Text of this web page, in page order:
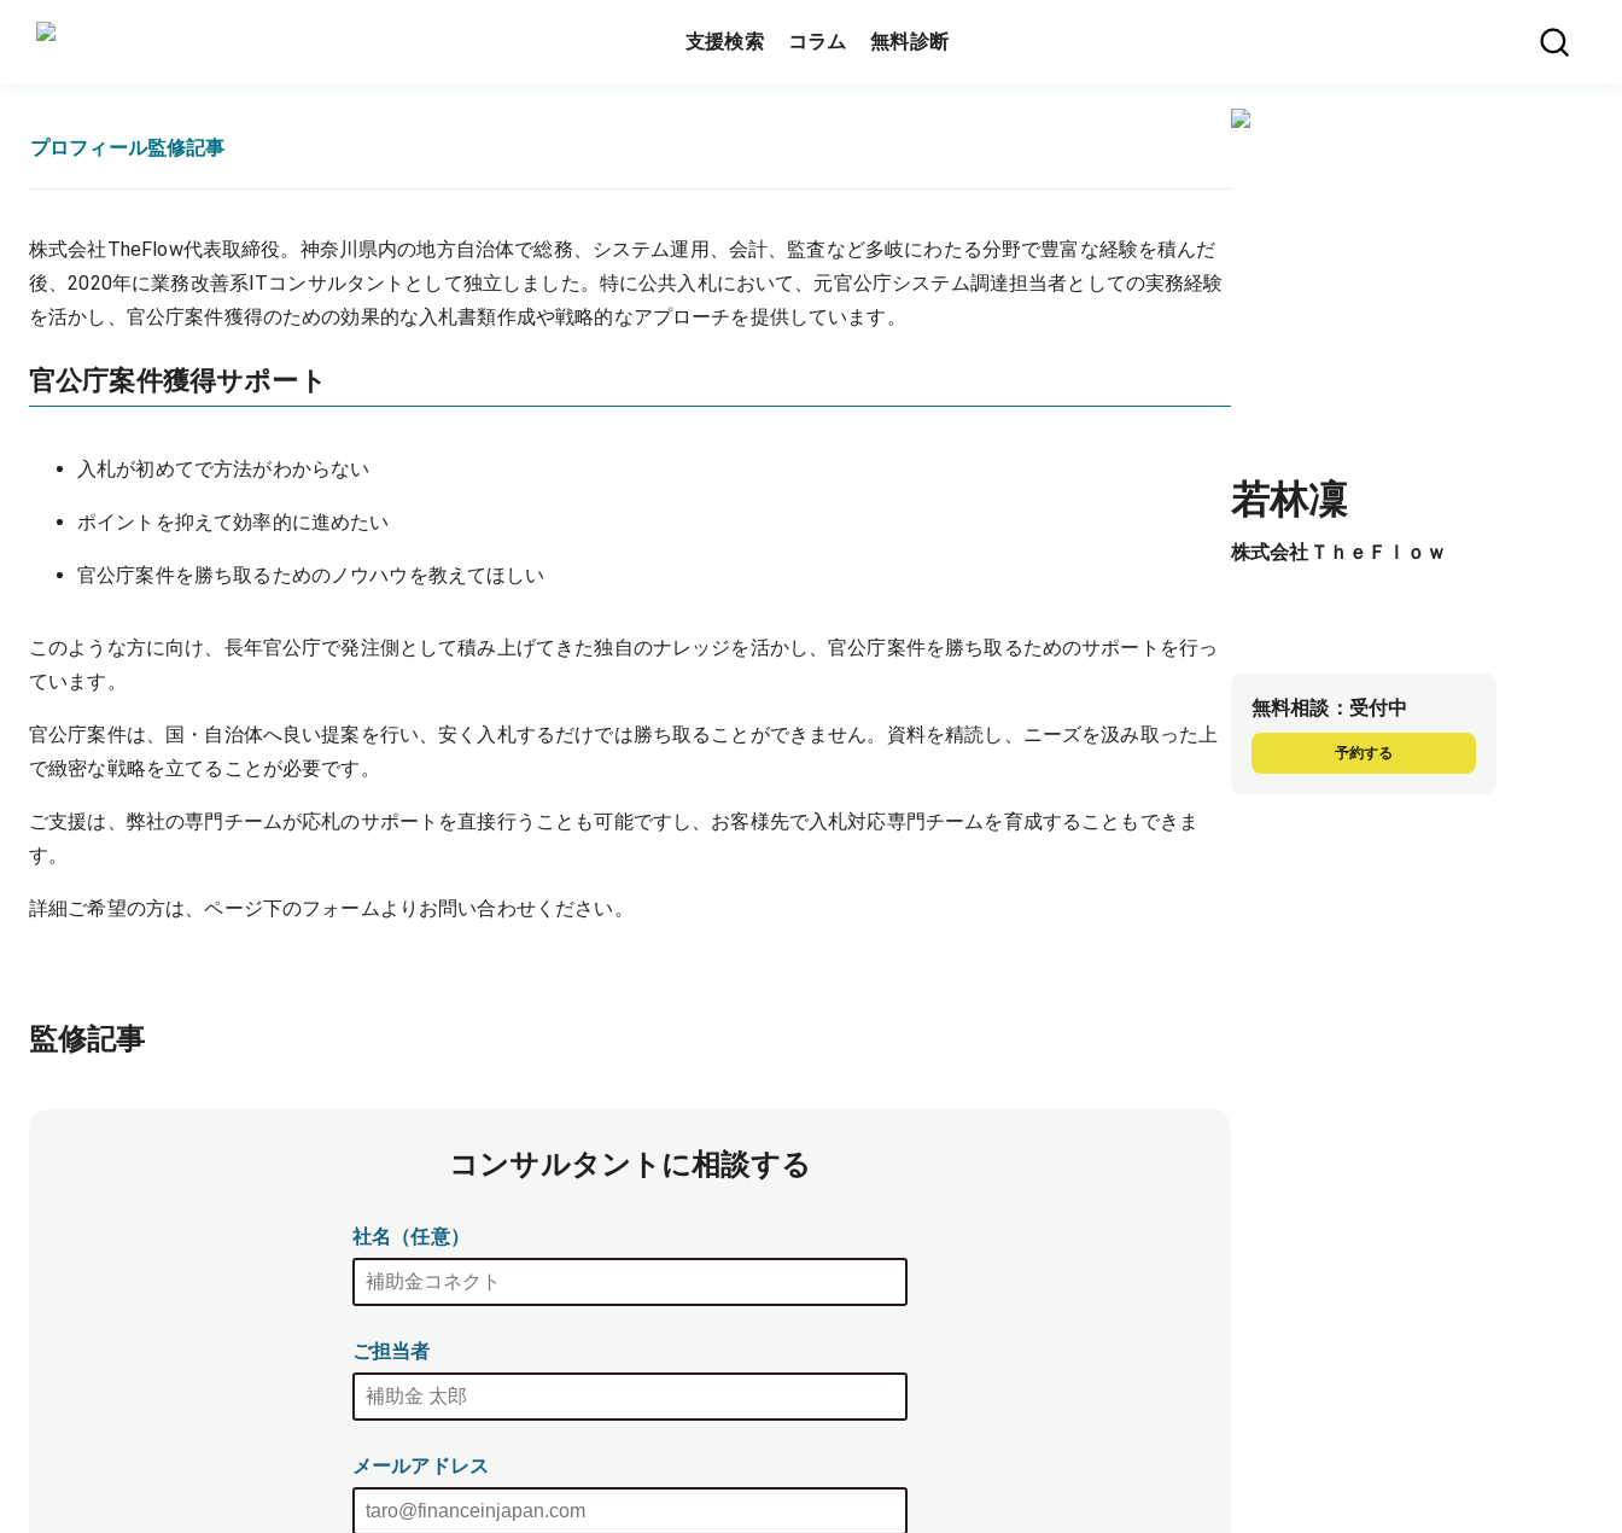
支援検索 コラム 無料診断
プロフィール監修記事
株式会社TheFlow代表取締役。神奈川県内の地方自治体で総務、システム運用、会計、監査など多岐にわたる分野で豊富な経験を積んだ
後、2020年に業務改善系ITコンサルタントとして独立しました。特に公共入札において、元官公庁システム調達担当者としての実務経験
を活かし、官公庁案件獲得のための効果的な入札書類作成や戦略的なアプローチを提供しています。
官公庁案件獲得サポート
入札が初めてで方法がわからない
ポイントを抑えて効率的に進めたい
官公庁案件を勝ち取るためのノウハウを教えてほしい
このような方に向け、長年官公庁で発注側として積み上げてきた独自のナレッジを活かし、官公庁案件を勝ち取るためのサポートを行っ
ています。
官公庁案件は、国・自治体へ良い提案を行い、安く入札するだけでは勝ち取ることができません。資料を精読し、ニーズを汲み取った上
で緻密な戦略を立てることが必要です。
ご支援は、弊社の専門チームが応札のサポートを直接行うことも可能ですし、お客様先で入札対応専門チームを育成することもできま
す。
詳細ご希望の方は、ページ下のフォームよりお問い合わせください。
監修記事
コンサルタントに相談する
社名（任意）
ご担当者
メールアドレス
若林凜
株式会社ＴｈｅＦｌｏｗ
無料相談：受付中
予約する